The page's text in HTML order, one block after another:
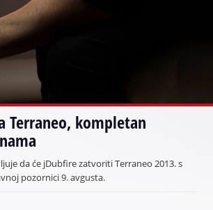
Terraneo, kompletan
da će jDubfire zatvoriti Terraneo 2013. s
pozornici 9. avgusta.